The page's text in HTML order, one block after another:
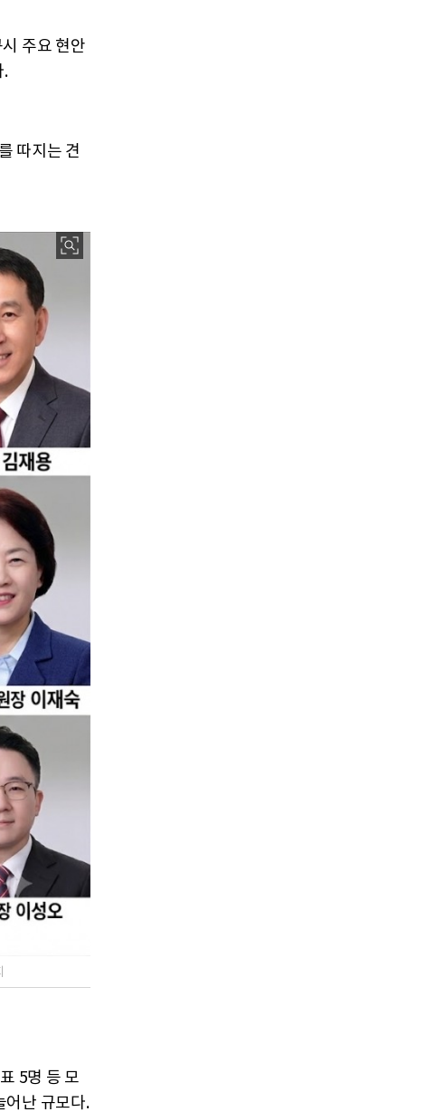
주요 현안
.
따지는 견
5명 등 모
어난 규모다.